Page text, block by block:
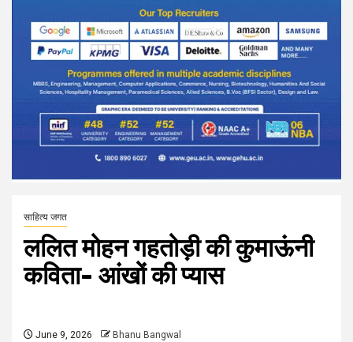
साहित्य जगत
ललित मोहन गहतोड़ी की कुमाऊंनी
कविता- आंखों की प्यास
June 9, 2026 Bhanu Bangwal